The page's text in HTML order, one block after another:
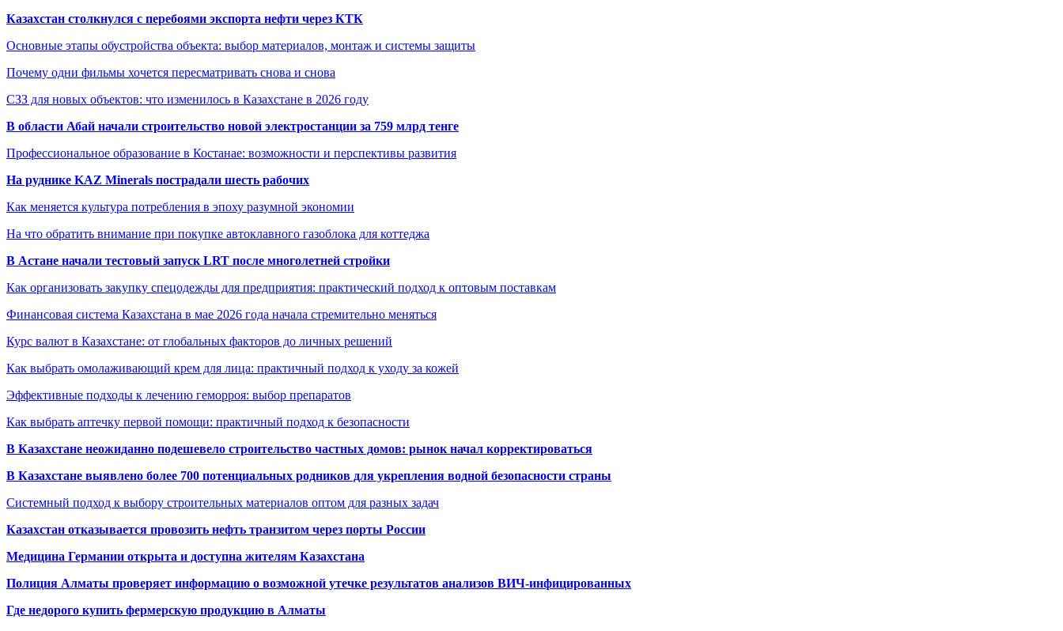
Казахстан столкнулся с перебоями экспорта нефти через КТК
Основные этапы обустройства объекта: выбор материалов, монтаж и системы защиты
Почему одни фильмы хочется пересматривать снова и снова
СЗЗ для новых объектов: что изменилось в Казахстане в 2026 году
В области Абай начали строительство новой электростанции за 759 млрд тенге
Профессиональное образование в Костанае: возможности и перспективы развития
На руднике KAZ Minerals пострадали шесть рабочих
Как меняется культура потребления в эпоху разумной экономии
На что обратить внимание при покупке автоклавного газоблока для коттеджа
В Астане начали тестовый запуск LRT после многолетней стройки
Как организовать закупку спецодежды для предприятия: практический подход к оптовым поставкам
Финансовая система Казахстана в мае 2026 года начала стремительно меняться
Курс валют в Казахстане: от глобальных факторов до личных решений
Как выбрать омолаживающий крем для лица: практичный подход к уходу за кожей
Эффективные подходы к лечению геморроя: выбор препаратов
Как выбрать аптечку первой помощи: практичный подход к безопасности
В Казахстане неожиданно подешевело строительство частных домов: рынок начал корректироваться
В Казахстане выявлено более 700 потенциальных родников для укрепления водной безопасности страны
Системный подход к выбору строительных материалов оптом для разных задач
Казахстан отказывается провозить нефть транзитом через порты России
Медицина Германии открыта и доступна жителям Казахстана
Полиция Алматы проверяет информацию о возможной утечке результатов анализов ВИЧ-инфицированных
Где недорого купить фермерскую продукцию в Алматы